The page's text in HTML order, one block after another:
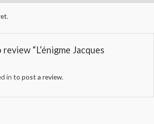
“L’énigme Jacques
in to post a review.